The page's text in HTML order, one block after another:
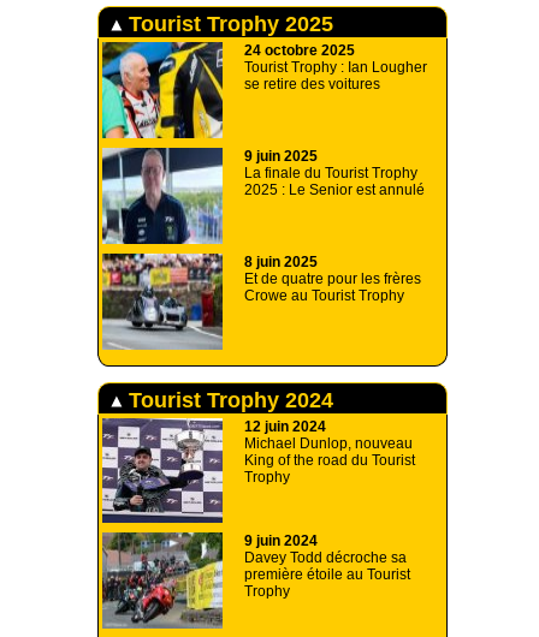
Tourist Trophy 2025
24 octobre 2025
Tourist Trophy : Ian Lougher
se retire des voitures
9 juin 2025
La finale du Tourist Trophy
2025 : Le Senior est annulé
8 juin 2025
Et de quatre pour les frères
Crowe au Tourist Trophy
Tourist Trophy 2024
12 juin 2024
Michael Dunlop, nouveau
King of the road du Tourist
Trophy
9 juin 2024
Davey Todd décroche sa
première étoile au Tourist
Trophy